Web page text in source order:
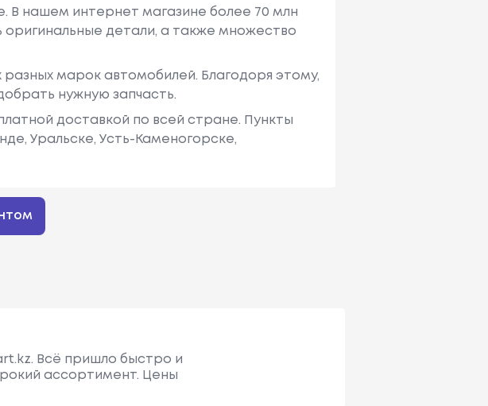
В нашем интернет магазине более 70 млн
оригинальные детали, а также множество
марок автомобилей. Благодоря этому,
нужную запчасть.
доставкой по всей стране. Пункты
Уральске, Усть-Каменогорске,
Всё пришло быстро и
ассортимент. Цены